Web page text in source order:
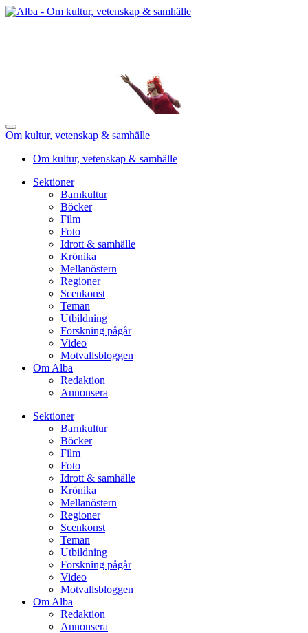
Om kultur, vetenskap & samhälle
Om kultur, vetenskap & samhälle
Sektioner
Barnkultur
Böcker
Film
Foto
Idrott & samhälle
Krönika
Mellanöstern
Regioner
Scenkonst
Teman
Utbildning
Forskning pågår
Video
Motvallsbloggen
Om Alba
Redaktion
Annonsera
Sektioner
Barnkultur
Böcker
Film
Foto
Idrott & samhälle
Krönika
Mellanöstern
Regioner
Scenkonst
Teman
Utbildning
Forskning pågår
Video
Motvallsbloggen
Om Alba
Redaktion
Annonsera